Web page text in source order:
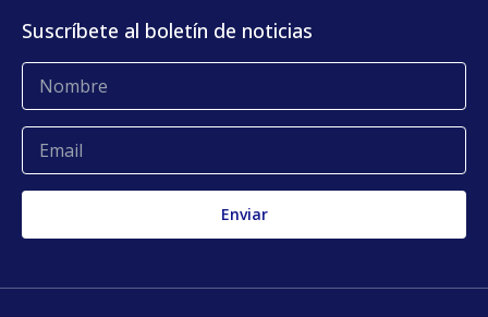
Glosario
Quejas y reclamos
Suscríbete al boletín de noticias